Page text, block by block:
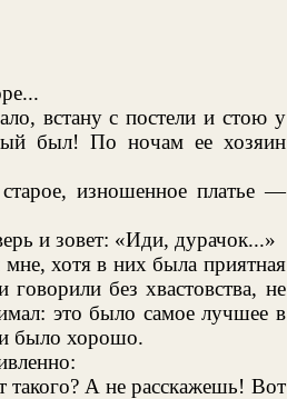
встану с постели и стою у
был! По ночам ее хозяин
изношенное платье —
и зовет: «Иди, дурачок...»
хотя в них была приятная
без хвастовства, не
это было самое лучшее в
и было хорошо.
А не расскажешь! Вот